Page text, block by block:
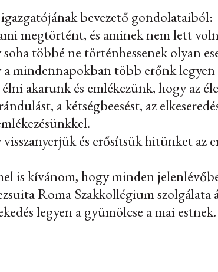
bevezető gondolataiból:
megtörtént, és aminek nem lett
többé ne történhessenek olyan
mindennapokban több erőnk
akarunk és emlékezünk, hogy az
a kétségbeesést, az
és erősítsük hitünket
is kívánom, hogy minden
Roma Szakkollégium szolgálata
legyen a gyümölcse a mai estnek.